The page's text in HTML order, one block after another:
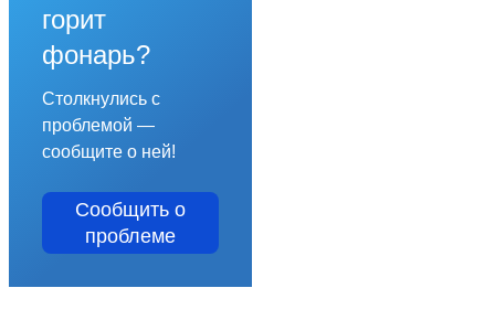
горит
фонарь?
Столкнулись с
проблемой —
сообщите о ней!
Сообщить о
проблеме